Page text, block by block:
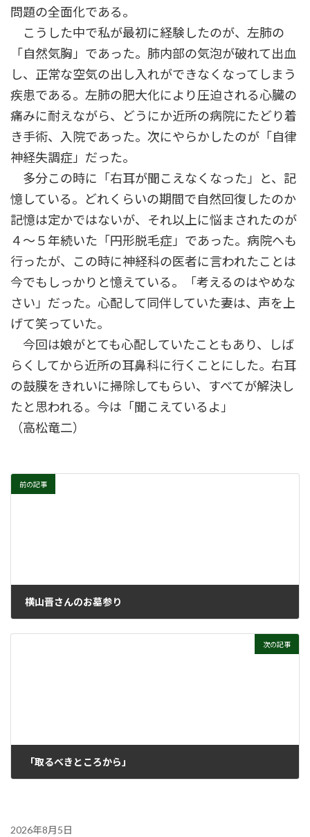
問題の全面化である。
こうした中で私が最初に経験したのが、左肺の
「自然気胸」であった。肺内部の気泡が破れて出血
し、正常な空気の出し入れができなくなってしまう
疾患である。左肺の肥大化により圧迫される心臓の
痛みに耐えながら、どうにか近所の病院にたどり着
き手術、入院であった。次にやらかしたのが「自律
神経失調症」だった。
多分この時に「右耳が聞こえなくなった」と、記
憶している。どれくらいの期間で自然回復したのか
記憶は定かではないが、それ以上に悩まされたのが
４～５年続いた「円形脱毛症」であった。病院へも
行ったが、この時に神経科の医者に言われたことは
今でもしっかりと憶えている。「考えるのはやめな
さい」だった。心配して同伴していた妻は、声を上
げて笑っていた。
今回は娘がとても心配していたこともあり、しば
らくしてから近所の耳鼻科に行くことにした。右耳
の鼓膜をきれいに掃除してもらい、すべてが解決し
たと思われる。今は「聞こえているよ」
（高松竜二）
前の記事
横山晋さんのお墓参り
次の記事
「取るべきところから」
2026年8月5日